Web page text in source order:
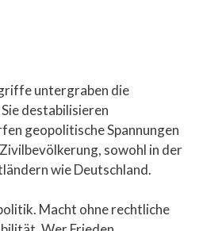
untergraben die
destabilisieren
geopolitische Spannungen
sowohl in der
wie Deutschland.
Macht ohne rechtliche